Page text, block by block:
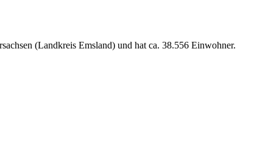
(Landkreis Emsland) und hat ca. 38.556 Einwohner.